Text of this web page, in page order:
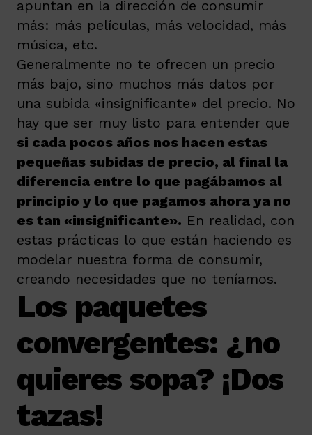
apuntan en la dirección de consumir
más: más películas, más velocidad, más
música, etc.
Generalmente no te ofrecen un precio
más bajo, sino muchos más datos por
una subida «insignificante» del precio. No
hay que ser muy listo para entender que
si cada pocos años nos hacen estas
pequeñas subidas de precio, al final la
diferencia entre lo que pagábamos al
principio y lo que pagamos ahora ya no
es tan «insignificante». En realidad, con
estas prácticas lo que están haciendo es
modelar nuestra forma de consumir,
creando necesidades que no teníamos.
Los paquetes
convergentes: ¿no
quieres sopa? ¡Dos
tazas!